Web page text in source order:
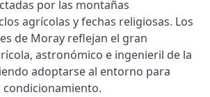
por las montañas
agrícolas y fechas religiosas. Los
de Moray reflejan el gran
astronómico e ingenieril de la
adoptarse al entorno para